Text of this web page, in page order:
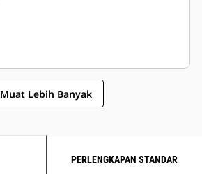
Muat Lebih Banyak
PERLENGKAPAN STANDAR